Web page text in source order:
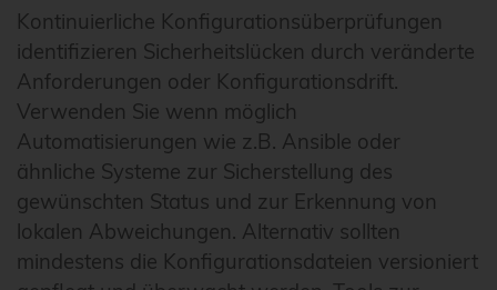
Kontinuierliche Konfigurationsüberprüfungen
identifizieren Sicherheitslücken durch veränderte
Anforderungen oder Konfigurationsdrift.
Verwenden Sie wenn möglich
Automatisierungen wie z.B. Ansible oder
ähnliche Systeme zur Sicherstellung des
gewünschten Status und zur Erkennung von
lokalen Abweichungen. Alternativ sollten
mindestens die Konfigurationsdateien versioniert